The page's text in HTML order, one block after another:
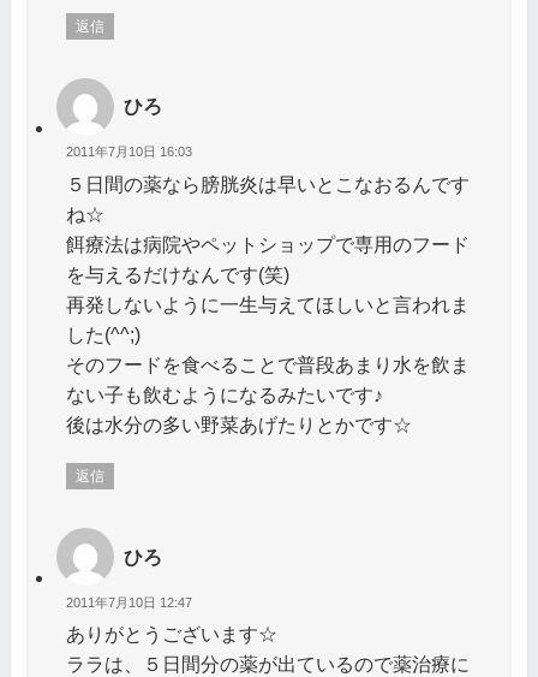
返信
ひろ
2011年7月10日 16:03
５日間の薬なら膀胱炎は早いとこなおるんです
ね☆
餌療法は病院やペットショップで専用のフード
を与えるだけなんです(笑)
再発しないように一生与えてほしいと言われま
した(^^;)
そのフードを食べることで普段あまり水を飲ま
ない子も飲むようになるみたいです♪
後は水分の多い野菜あげたりとかです☆
返信
ひろ
2011年7月10日 12:47
ありがとうございます☆
ララは、５日間分の薬が出ているので薬治療に